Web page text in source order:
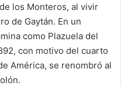
los Monteros, al vivir
de Gaytán. En un
como Plazuela del
con motivo del cuarto
América, se renombró al